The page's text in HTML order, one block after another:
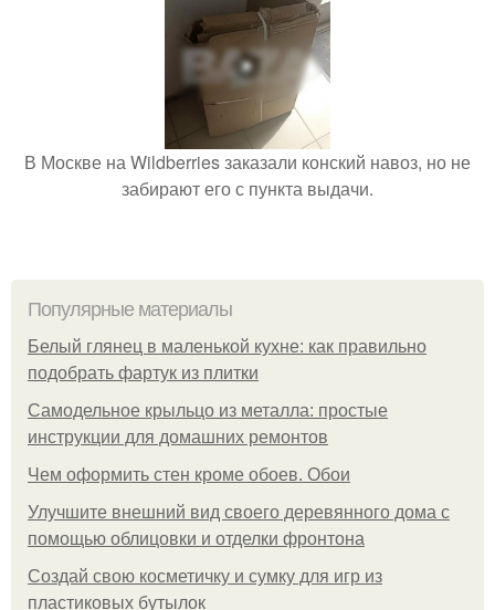
В Москве на Wildberries заказали конский навоз, но не
забирают его с пункта выдачи.
Популярные материалы
Белый глянец в маленькой кухне: как правильно
подобрать фартук из плитки
Самодельное крыльцо из металла: простые
инструкции для домашних ремонтов
Чем оформить стен кроме обоев. Обои
Улучшите внешний вид своего деревянного дома с
помощью облицовки и отделки фронтона
Создай свою косметичку и сумку для игр из
пластиковых бутылок